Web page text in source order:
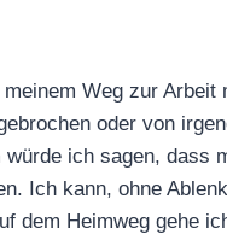
Weg zur
oder von
ich sagen, dass
Ich kann, ohne
dem Heimweg gehe